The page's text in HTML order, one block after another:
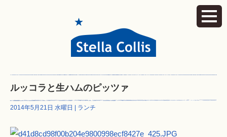
ルッコラと生ハムのピッツァ
2014年5月21日 水曜日 | ランチ